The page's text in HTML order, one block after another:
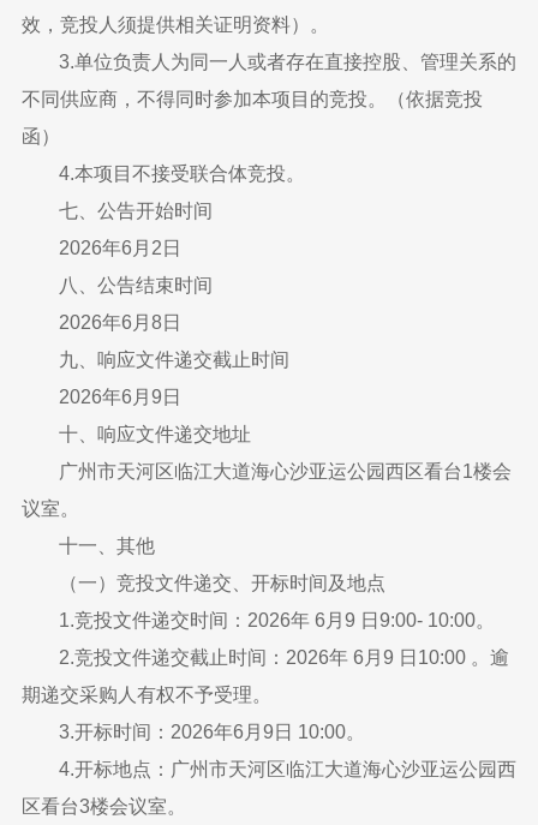
效，竞投人须提供相关证明资料）。
3.单位负责人为同一人或者存在直接控股、管理关系的
不同供应商，不得同时参加本项目的竞投。（依据竞投
函）
4.本项目不接受联合体竞投。
七、公告开始时间
2026年6月2日
八、公告结束时间
2026年6月8日
九、响应文件递交截止时间
2026年6月9日
十、响应文件递交地址
广州市天河区临江大道海心沙亚运公园西区看台1楼会
议室。
十一、其他
（一）竞投文件递交、开标时间及地点
1.竞投文件递交时间：2026年 6月9 日9:00- 10:00。
2.竞投文件递交截止时间：2026年 6月9 日10:00 。逾
期递交采购人有权不予受理。
3.开标时间：2026年6月9日 10:00。
4.开标地点：广州市天河区临江大道海心沙亚运公园西
区看台3楼会议室。